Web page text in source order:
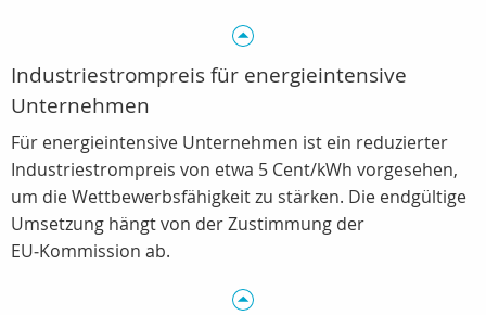
Industriestrompreis für energieintensive
Unternehmen
Für energieintensive Unternehmen ist ein reduzierter
Industriestrompreis von etwa 5 Cent/kWh vorgesehen,
um die Wettbewerbsfähigkeit zu stärken. Die endgültige
Umsetzung hängt von der Zustimmung der
EU‑Kommission ab.